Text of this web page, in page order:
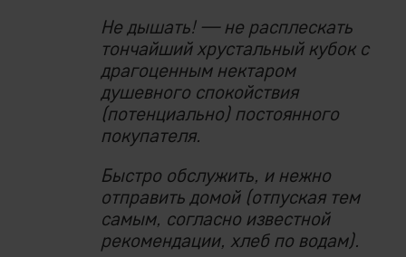
Не дышать! — не расплескать
тончайший хрустальный кубок с
драгоценным нектаром
душевного спокойствия
(потенциально) постоянного
покупателя.
Быстро обслужить, и нежно
отправить домой (отпуская тем
самым, согласно известной
рекомендации, хлеб по водам).